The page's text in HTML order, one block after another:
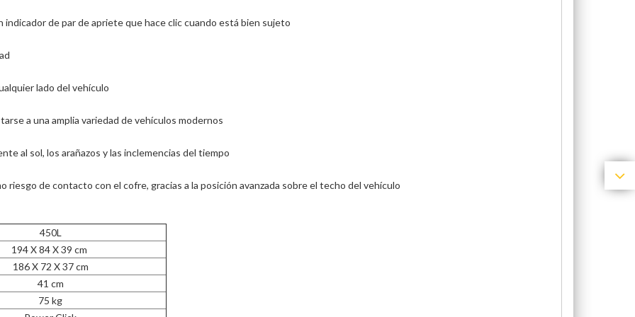
de par de apriete que hace clic cuando está bien sujeto
lado del vehículo
a una amplia variedad de vehículos modernos
al sol, los arañazos y las inclemencias del tiempo
riesgo de contacto con el cofre, gracias a la posición avanzada sobre el techo del vehículo
450L
194 X 84 X 39 cm
186 X 72 X 37 cm
41 cm
75 kg